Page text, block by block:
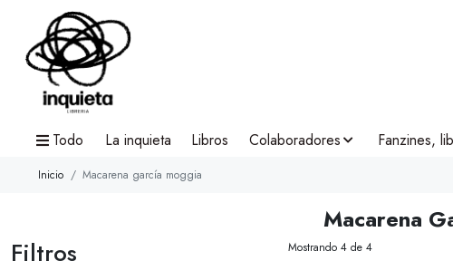
Todo La inquieta Libros Colaboradores Fanzines,
Inicio Macarena garcía moggia
Macarena
Filtros Mostrando 4 de 4